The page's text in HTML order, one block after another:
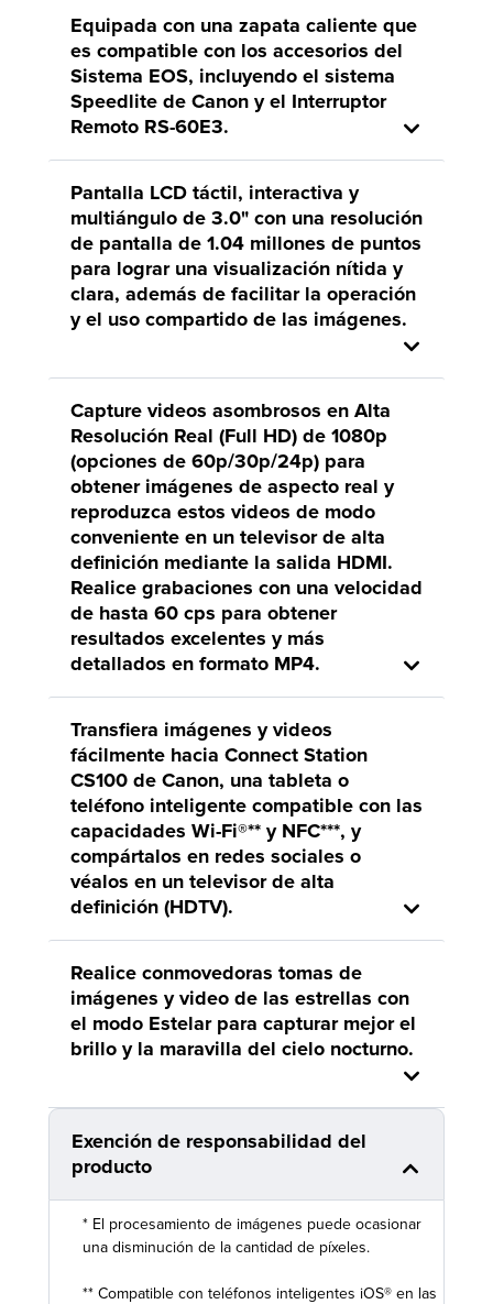
Equipada con una zapata caliente que
es compatible con los accesorios del
Sistema EOS, incluyendo el sistema
Speedlite de Canon y el Interruptor
Remoto RS-60E3.
Pantalla LCD táctil, interactiva y
multiángulo de 3.0" con una resolución
de pantalla de 1.04 millones de puntos
para lograr una visualización nítida y
clara, además de facilitar la operación
y el uso compartido de las imágenes.
Capture videos asombrosos en Alta
Resolución Real (Full HD) de 1080p
(opciones de 60p/30p/24p) para
obtener imágenes de aspecto real y
reproduzca estos videos de modo
conveniente en un televisor de alta
definición mediante la salida HDMI.
Realice grabaciones con una velocidad
de hasta 60 cps para obtener
resultados excelentes y más
detallados en formato MP4.
Transfiera imágenes y videos
fácilmente hacia Connect Station
CS100 de Canon, una tableta o
teléfono inteligente compatible con las
capacidades Wi-Fi®** y NFC***, y
compártalos en redes sociales o
véalos en un televisor de alta
definición (HDTV).
Realice conmovedoras tomas de
imágenes y video de las estrellas con
el modo Estelar para capturar mejor el
brillo y la maravilla del cielo nocturno.
Exención de responsabilidad del
producto
* El procesamiento de imágenes puede ocasionar
una disminución de la cantidad de píxeles.
** Compatible con teléfonos inteligentes iOS® en las